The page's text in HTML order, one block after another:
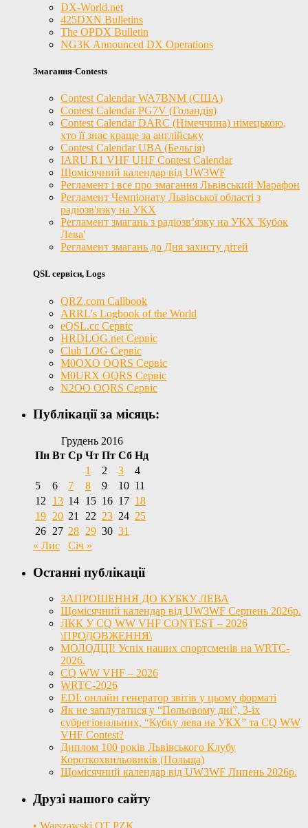
DX-World.net
425DXN Bulletins
The OPDX Bulletin
NG3K Announced DX Operations
Змагання-Contests
Contest Calendar WA7BNM (США)
Contest Calendar PG7V (Голандія)
Contest Calendar DARC (Німеччина) німецькою,
хто її знає краще за англійську
Contest Calendar UBA (Бельгія)
IARU R1 VHF UHF Contest Calendar
Щомісячний календар від UW3WF
Регламент і все про змагання Львівський Марафон
Регламент Чемпіонату Львівської області з
радіозв'язку на УКХ
Регламент змагань з радіозв’язку на УКХ 'Кубок
Лева'
Регламент змагань до Дня захисту дітей
QSL сервіси, Logs
QRZ.com Callbook
ARRL's Logbook of the World
eQSL.cc Сервіс
HRDLOG.net Сервіс
Club LOG Сервіс
M0OXO OQRS Сервіс
M0URX OQRS Сервіс
N2OO OQRS Сервіс
Публікації за місяць:
Грудень 2016
Пн Вт Ср Чт Пт Сб Нд
1
2 3
4
5
6 7 8 9 10 11
12
13 14 15 16 17 18
19 20 21 22 23 24 25
26 27 28 29 30 31
« Лис
Січ »
Останні публікації
ЗАПРОШЕННЯ ДО КУБКУ ЛЕВА
Щомісячний календар від UW3WF Серпень 2026р.
ЛКК У CQ WW VHF CONTEST – 2026
\ПРОДОВЖЕННЯ\
МОЛОДЦІ! Успіх наших спортсменів на WRTC-
2026.
CQ WW VHF – 2026
WRTC-2026
EDI: онлайн генератор звітів у цьому форматі
Як не заплутатися у “Польовому дні”, 3-іх
субрегіональних, “Кубку лева на УКХ” та CQ WW
VHF Contest?
Диплом 100 років Львівського Клубу
Короткохвильовиків (Польща)
Щомісячний календар від UW3WF Липень 2026р.
Друзі нашого сайту
• Warszawski OT PZK